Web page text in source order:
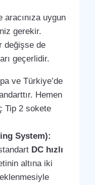
uygun
gerekir.
değişse de
geçerlidir.
ve Türkiye’de
Hemen
Tip 2 sokete
System):
DC hızlı
altına iki